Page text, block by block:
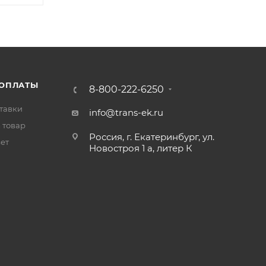
товар
8-800-222-6250
info@trans-ek.ru
Россия, г. Екатеринбург, ул.
Новостроя 1 а, литер К